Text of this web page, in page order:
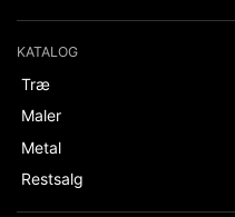
KATALOG
Træ
Maler
Metal
Restsalg